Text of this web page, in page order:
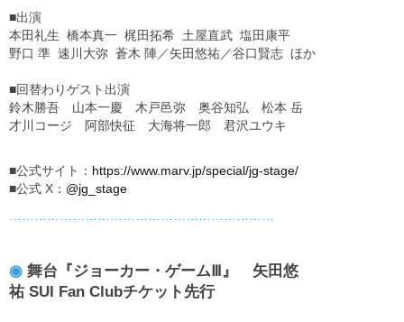
■出演
本田礼生 橋本真一 梶田拓希 土屋直武 塩田康平
野口 準 速川大弥 蒼木 陣／矢田悠祐／谷口賢志 ほか
■回替わりゲスト出演
鈴木勝吾 山本一慶 木戸邑弥 奥谷知弘 松本 岳
才川コージ 阿部快征 大海将一郎 君沢ユウキ
■公式サイト： https://www.marv.jp/special/jg-stage/
■公式 X： @jg_stage
◉ 舞台『ジョーカー・ゲームⅢ』 矢田悠
祐 SUI Fan Clubチケット先行